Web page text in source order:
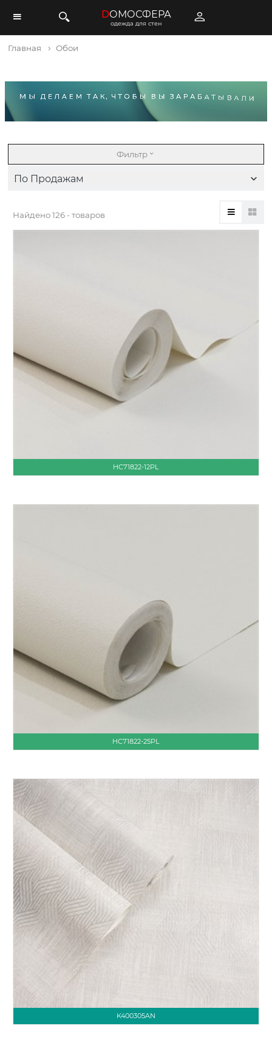
DОМОСФЕРА
одежда для стен
Главная Обои
Фильтр
По Продажам
Найдено126 - товаров
HC71822-12PL
HC71822-25PL
K400305AN